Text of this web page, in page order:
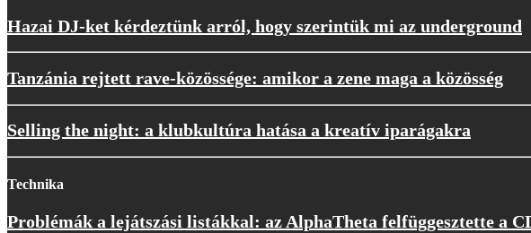
Hazai DJ-ket kérdeztünk arról, hogy szerintük mi az underground
Tanzánia rejtett rave-közössége: amikor a zene maga a közösség
Selling the night: a klubkultúra hatása a kreatív iparágakra
Technika
Problémák a lejátszási listákkal: az AlphaTheta felfüggesztette a